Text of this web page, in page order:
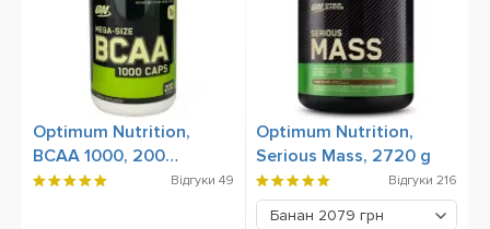
Optimum Nutrition,
BCAA 1000, 200
Capsules
Відгуки 49
Optimum Nutrition,
Serious Mass, 2720 g
Відгуки 216
Банан 2079 грн